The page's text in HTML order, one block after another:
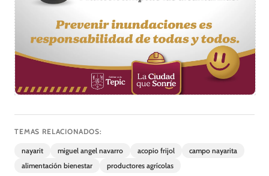
TEMAS RELACIONADOS:
nayarit miguel angel navarro acopio frijol
campo nayarita
alimentación bienestar
productores agrícolas